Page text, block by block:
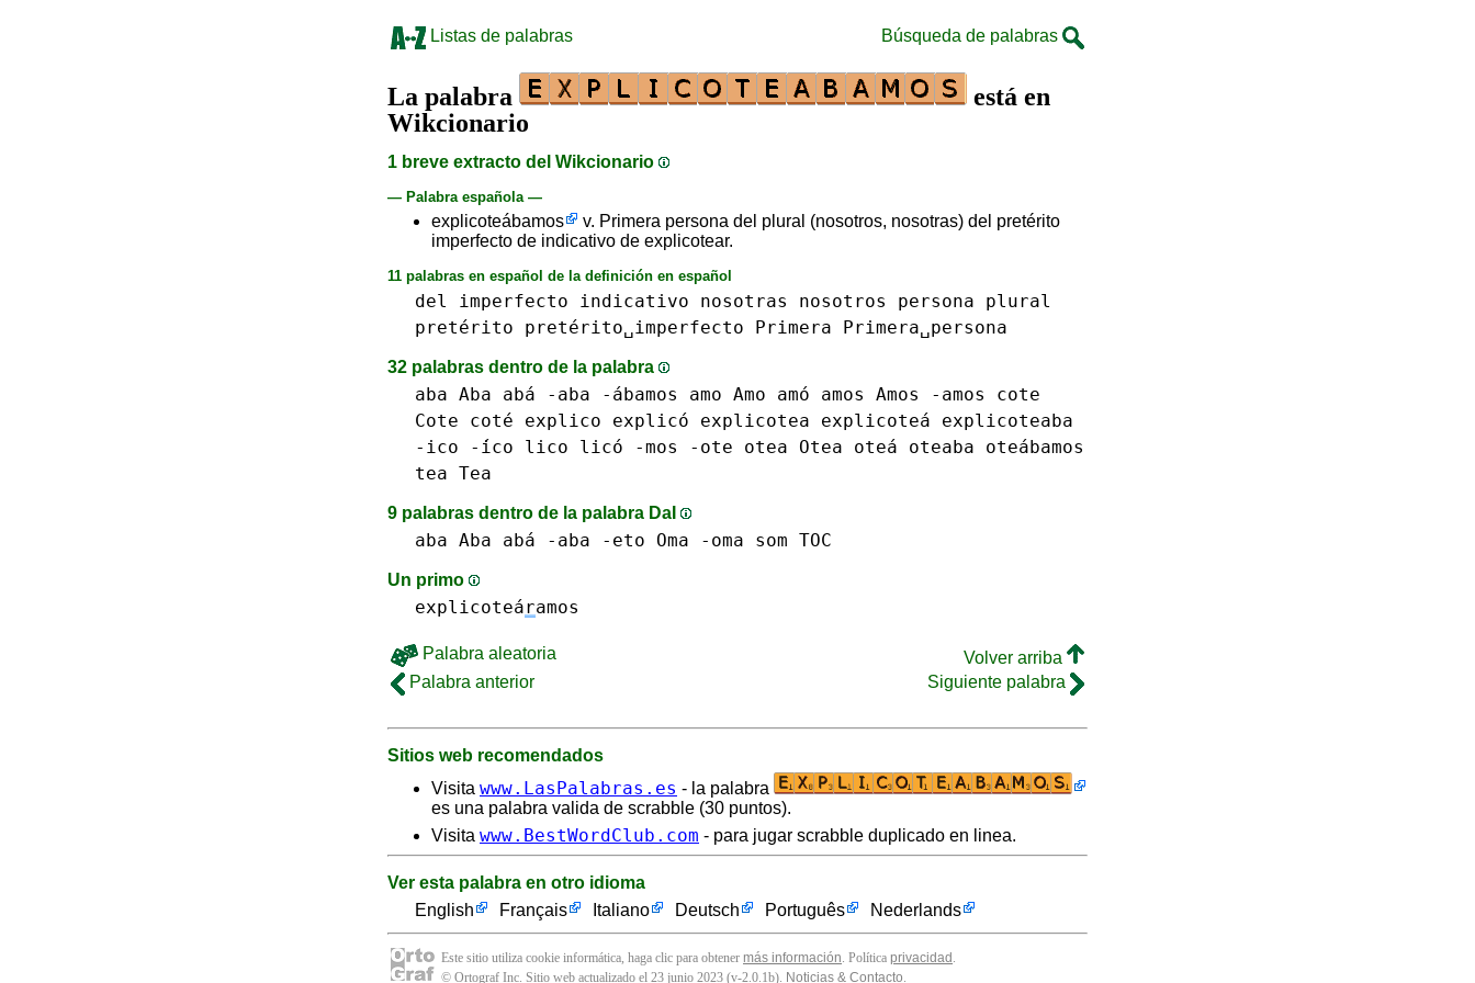
Listas de palabras Búsqueda de palabras
La palabra
está en
Wikcionario
1 breve extracto del Wikcionario
— Palabra española —
explicoteábamos
v. Primera persona del plural (nosotros, nosotras) del pretérito
imperfecto de indicativo de explicotear.
11 palabras en español de la definición en español
del imperfecto indicativo nosotras nosotros persona
plural
pretérito
pretérito␣imperfecto Primera Primera␣persona
32 palabras dentro de la palabra
aba Aba abá -aba -ábamos amo Amo amó amos Amos -amos
cote
Cote coté
explico explicó explicotea explicoteá
explicoteaba
-ico -́ico
lico licó -mos -ote otea Otea oteá oteaba
oteábamos
tea Tea
9 palabras dentro de la palabra DaI
aba Aba abá -aba -eto Oma -oma som TOC
Un primo
explicoteáramos
Palabra aleatoria
Volver arriba
Palabra anterior
Siguiente palabra
Sitios web recomendados
Visita www.LasPalabras.es - la palabra
es una palabra valida de scrabble (30 puntos).
Visita www.BestWordClub.com - para jugar scrabble duplicado en linea.
Ver esta palabra en otro idioma
English
Français Italiano Deutsch Português Nederlands
Este sitio utiliza cookie informática, haga clic para obtener más información. Política privacidad .
© Ortograf Inc. Sitio web actualizado el 23 junio 2023 (v-2.0.1b). Noticias & Contacto.